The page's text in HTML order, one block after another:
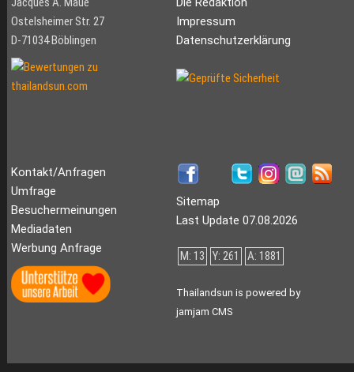
Ostelsheimer Str. 27
D-71034 Böblingen
Impressum
Datenschutzerklärung
Kontakt/Anfragen
Umfrage
Besuchermeinungen
Mediadaten
Werbung Anfrage
Sitemap
Last Update 07.08.2026
M: 13 Y: 261 A: 1881
Thailandsun is powered by
jamjam CMS